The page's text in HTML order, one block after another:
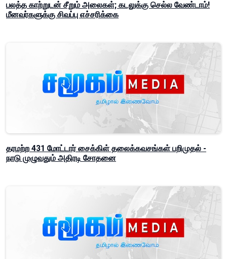
பலத்த காற்றுடன் சீறும் அலைகள்; கடலுக்கு செல்ல வேண்டாம்!
மீனவர்களுக்கு சிவப்பு எச்சரிக்கை
தரமற்ற 431 மோட்டார் சைக்கிள் தலைக்கவசங்கள் பறிமுதல் -
நாடு முழுவதும் அதிரடி சோதனை